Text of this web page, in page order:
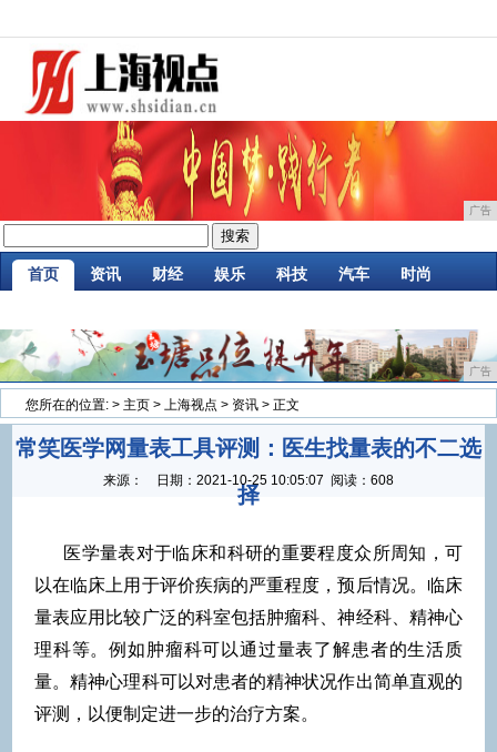
广告
首页 资讯 财经 娱乐 科技 汽车 时尚
广告
您所在的位置: > 主页 > 上海视点 > 资讯 > 正文
常笑医学网量表工具评测：医生找量表的不二选
择
来源： 日期： 2021-10-25 10:05:07 阅读：608
医学量表对于临床和科研的重要程度众所周知，可
以在临床上用于评价疾病的严重程度，预后情况。临床
量表应用比较广泛的科室包括肿瘤科、神经科、精神心
理科等。例如肿瘤科可以通过量表了解患者的生活质
量。精神心理科可以对患者的精神状况作出简单直观的
评测，以便制定进一步的治疗方案。